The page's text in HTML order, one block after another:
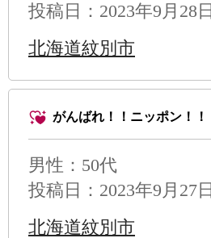
投稿日：2023年9月28
北海道紋別市
がんばれ！！ニッポン！！
男性 ：50代
投稿日：2023年9月27
北海道紋別市